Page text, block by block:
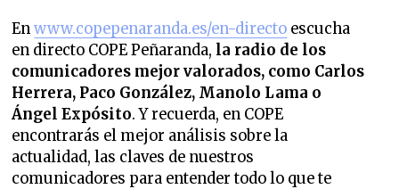
Enwww.copepenaranda.es/en-directo escucha
en directo COPE Peñaranda, la radio de los
comunicadores mejor valorados, como Carlos
Herrera, Paco González, Manolo Lama o
Ángel Expósito. Y recuerda, en COPE
encontrarás el mejor análisis sobre la
actualidad, las claves de nuestros
comunicadores para entender todo lo que te